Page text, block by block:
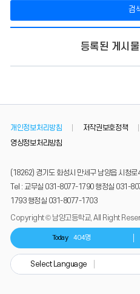
검
등록된 게시
개인정보처리방침 저작권보호정책
영상정보처리방침
(18262) 경기도 화성시 만세구 남양읍 시청
Tel : 교무실 031-8077-1790 행정실 031-
1793 행정실 031-8077-1703
Copyright © 남양고등학교, All Right
Today 404명
Select Language